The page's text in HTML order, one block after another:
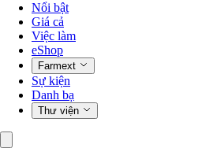
Nổi bật
Giá cả
Việc làm
eShop
Farmext
Sự kiện
Danh bạ
Thư viện